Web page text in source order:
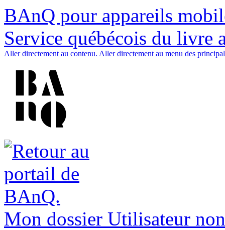
BAnQ pour appareils
Service québécois du livre
Aller directement au contenu. Aller directement au menu des
Mon dossier Utilisateur